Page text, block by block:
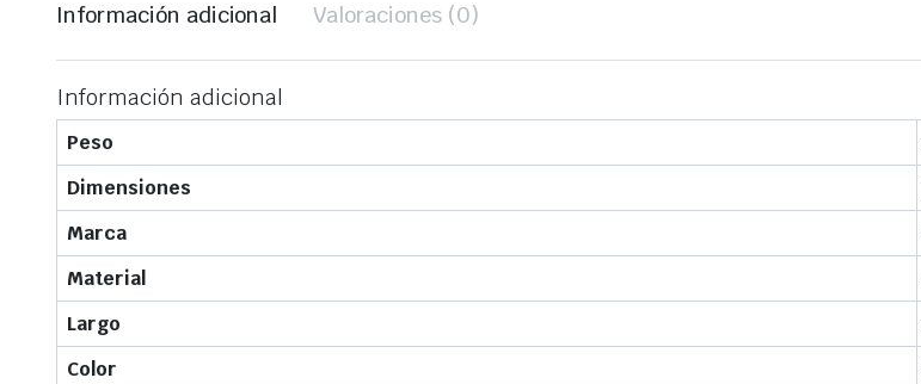
Información adicional Valoraciones (0)
Información adicional
Peso
Dimensiones
Marca
Material
Largo
Color